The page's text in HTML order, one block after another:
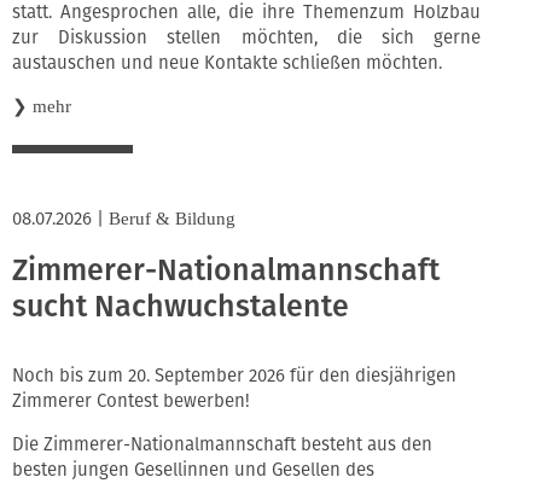
statt. Angesprochen alle, die ihre Themenzum Holzbau
zur Diskussion stellen möchten, die sich gerne
austauschen und neue Kontakte schließen möchten.
❯ mehr
08.07.2026 Beruf & Bildung
Zimmerer-Nationalmannschaft
sucht Nachwuchstalente
Noch bis zum 20. September 2026 für den diesjährigen
Zimmerer Contest bewerben!
Die Zimmerer-Nationalmannschaft besteht aus den
besten jungen Gesellinnen und Gesellen des